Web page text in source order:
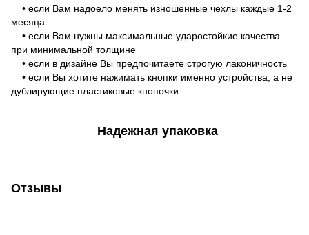
• если Вам надоело менять изношенные чехлы каждые 1-2
месяца
• если Вам нужны максимальные ударостойкие качества
при минимальной толщине
• если в дизайне Вы предпочитаете строгую лаконичность
• если Вы хотите нажимать кнопки именно устройства, а не
дублирующие пластиковые кнопочки
Надежная упаковка
Отзывы